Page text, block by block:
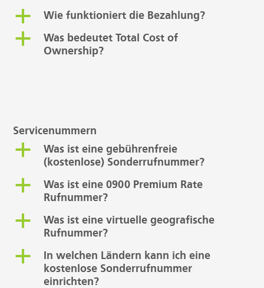
a Wie funktioniert die Bezahlung?
a
Was bedeutet Total Cost of
Ownership?
Servicenummern
a
Was ist eine gebührenfreie
(kostenlose) Sonderrufnummer?
a
Was ist eine 0900 Premium Rate
Rufnummer?
a
Was ist eine virtuelle geografische
Rufnummer?
a
In welchen Ländern kann ich eine
kostenlose Sonderrufnummer
einrichten?